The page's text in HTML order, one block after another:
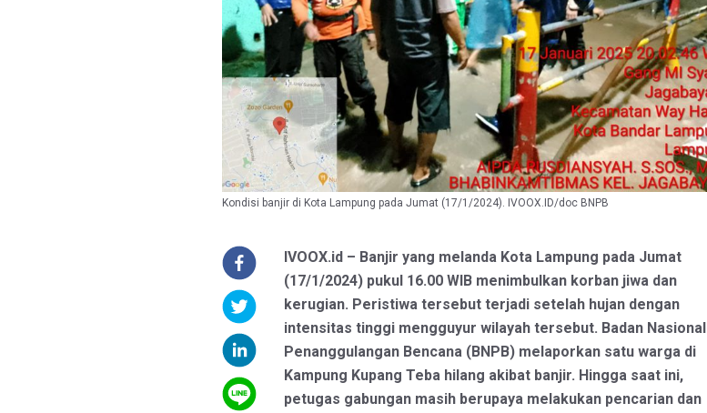
Kondisi banjir di Kota Lampung pada Jumat (17/1/2024). IVOOX.ID/doc BNPB
IVOOX.id – Banjir yang melanda Kota Lampung pada Jumat
(17/1/2024) pukul 16.00 WIB menimbulkan korban jiwa dan
kerugian. Peristiwa tersebut terjadi setelah hujan dengan
intensitas tinggi mengguyur wilayah tersebut. Badan Nasional
Penanggulangan Bencana (BNPB) melaporkan satu warga di
Kampung Kupang Teba hilang akibat banjir. Hingga saat ini,
petugas gabungan masih berupaya melakukan pencarian dan